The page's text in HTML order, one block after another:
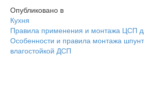
Опубликовано в
Кухня
Навигация
Правила применения и монтажа ЦСП
Особенности и правила монтажа
влагостойкой ДСП